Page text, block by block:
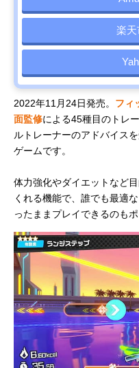
楽天
2022年11月24日発売。 フィ
面監修による45種目のトレ
ルトレーナーのアドバイス
ゲームです。
体力強化やダイエットなど
くれる機能で、誰でも最適
ったままプレイできるのもポ